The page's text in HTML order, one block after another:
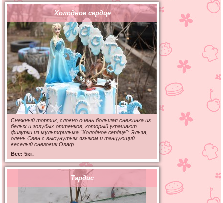
Холодное сердце
Снежный тортик, словно очень большая снежинка из
белых и голубых оттенков, который украшают
фигурки из мультфильма "Холодное сердце": Эльза,
олень Свен с высунутым языком и танцующий
веселый снеговик Олаф.
Вес: 5кг.
Тардис